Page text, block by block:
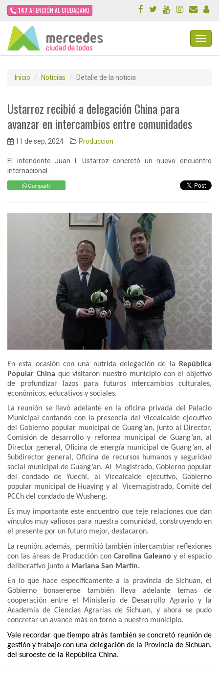
147 ATENCIÓN AL CIUDADANO
Inicio Noticias Detalle de la noticia
Ustarroz recibió a delegación China para
avanzar en intercambios entre comunidades
11 de sep, 2024 Produccion
El intendente Juan I. Ustarroz concretó un nuevo encuentro
internacional.
Compartir
En esta ocasión con una nutrida delegación de la
República
Popular China que visitaron nuestro municipio con el objetivo
de profundizar lazos para futuros intercambios culturales,
económicos, educativos y sociales.
La reunión se llevó adelante en la oficina privada del Palacio
Municipal contando con la presencia del Vicealcalde ejecutivo
del Gobierno popular municipal de Guang’an, junto al Director,
Comisión de desarrollo y reforma municipal de Guang’an, al
Director general, Oficina de energía municipal de Guang’an, al
Subdirector general, Oficina de recursos humanos y seguridad
social municipal de Guang’an. Al Magistrado, Gobierno popular
del condado de Yuechi, al Vicealcalde ejecutivo, Gobierno
popular municipal de Huaying y al Vicemagistrado, Comité del
PCCh del condado de Wusheng.
Es muy importante este encuentro que teje relaciones que dan
vínculos muy valiosos para nuestra comunidad, construyendo en
el presente por un futuro mejor, destacaron.
La reunión, además, permitió también intercambiar reflexiones
con las áreas de Producción con Carolina Galeano y el espacio
deliberativo junto a Mariana San Martín.
En lo que hace específicamente a la provincia de Sichuan, el
Gobierno bonaerense también lleva adelante temas de
cooperación entre el Ministerio de Desarrollo Agrario y la
Academia de Ciencias Agrarias de Sichuan, y ahora se pudo
concretar un avance más en torno a nuestro municipio.
Vale recordar que tiempo atrás también se concretó reunión de
gestión y trabajo con una delegación de la Provincia de Sichuan,
del suroeste de la República China.